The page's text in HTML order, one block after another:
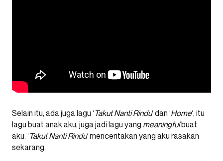
Selain itu, ada juga lagu ‘ Takut Nanti Rindu‘ dan ‘Home‘, itu
lagu buat anak aku, juga jadi lagu yang meaningfulbuat
aku. ‘ Takut Nanti Rindu‘ menceritakan yang aku rasakan
sekarang,